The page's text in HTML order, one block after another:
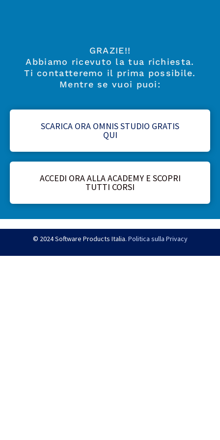
GRAZIE!!
Abbiamo ricevuto la tua richiesta.
Ti contatteremo il prima possibile.
Mentre se vuoi puoi:
SCARICA ORA OMNIS STUDIO GRATIS
QUI
ACCEDI ORA ALLA ACADEMY E SCOPRI
TUTTI CORSI
© 2024 Software Products Italia. Politica sulla Privacy